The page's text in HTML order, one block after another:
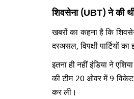
शिवसेना (UBT) ने की
खबरों का कहना है कि
दरअसल, विपक्षी पार्टियों
इतना ही नहीं इंडिया ने
की टीम 20 ओवर में 9
कर ली।